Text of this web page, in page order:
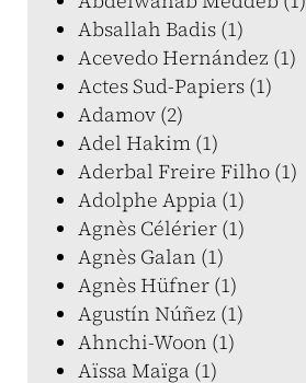
Absallah Badis (1)
Acevedo Hernández (1)
Actes Sud-Papiers (1)
Adamov (2)
Adel Hakim (1)
Aderbal Freire Filho (1)
Adolphe Appia (1)
Agnès Célérier (1)
Agnès Galan (1)
Agnès Hüfner (1)
Agustín Núñez (1)
Ahnchi-Woon (1)
Aïssa Maïga (1)